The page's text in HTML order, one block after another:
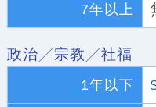
7年以上
政治╱宗教╱社福
1年以下